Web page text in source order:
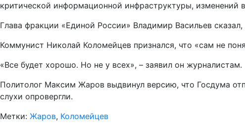
критической информационной инфраструктуры, изменений
Глава фракции «Единой России» Владимир Васильев
Коммунист Николай Коломейцев признался, что «сам не
«Все будет хорошо. Но не у всех», – заявил он журналистам.
Политолог Максим Жаров выдвинул версию, что Госдума
слухи опровергли.
Метки: Жаров, Коломейцев